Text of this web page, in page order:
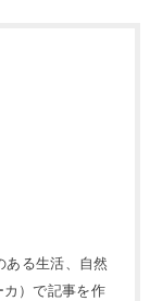
ある生活、自然
）で記事を作